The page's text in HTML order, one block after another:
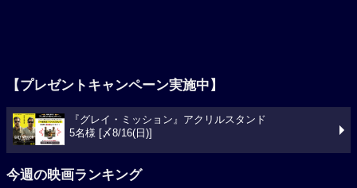
【プレゼントキャンペーン実施中】
『グレイ・ミッション』アクリルスタンド
5名様 [〆8/16(日)]
今週の映画ランキング